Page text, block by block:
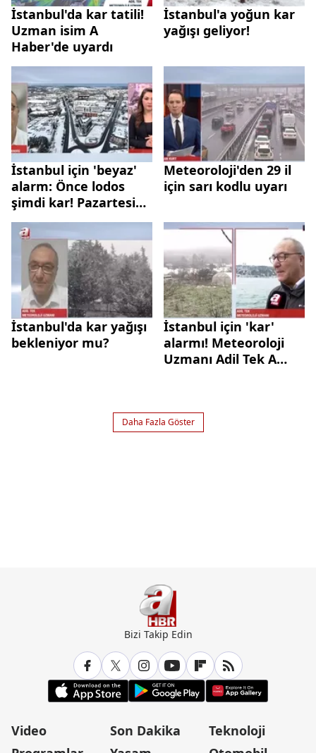
İstanbul'da kar tatili!
Uzman isim A
Haber'de uyardı
İstanbul'a yoğun kar
yağışı geliyor!
İstanbul için 'beyaz'
alarm: Önce lodos
şimdi kar! Pazartesi
gününe dikkat
Meteoroloji'den 29 il
için sarı kodlu uyarı
İstanbul'da kar yağışı
bekleniyor mu?
İstanbul için 'kar'
alarmı! Meteoroloji
Uzmanı Adil Tek A
Daha Fazla Göster
Bizi Takip Edin
Video
Son Dakika
Teknoloji